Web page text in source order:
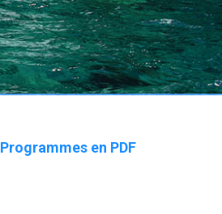
Programmes en PDF